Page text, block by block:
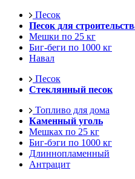
Песок
Песок для
Мешки по 25 кг
Биг-беги по 1000 кг
Навал
Песок
Стеклянный песок
Топливо для дома
Каменный уголь
Мешках по 25 кг
Биг-бэги по 1000 кг
Длиннопламенный
Антрацит